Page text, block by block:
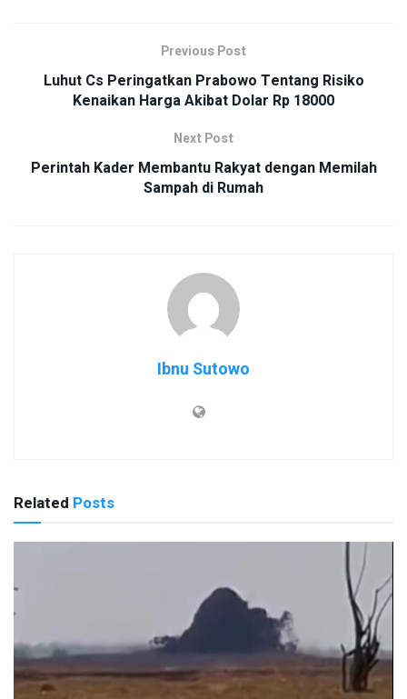
Previous Post
Luhut Cs Peringatkan Prabowo Tentang Risiko
Kenaikan Harga Akibat Dolar Rp 18000
Next Post
Perintah Kader Membantu Rakyat dengan Memilah
Sampah di Rumah
Ibnu Sutowo
Related Posts